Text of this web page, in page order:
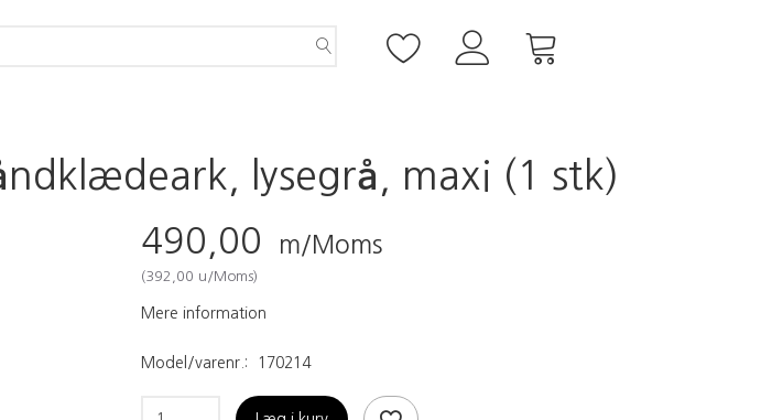
lysegrå, maxi (1 stk)
490,00 m/Moms
(392,00 u/Moms)
Mere information
Model/varenr.: 170214